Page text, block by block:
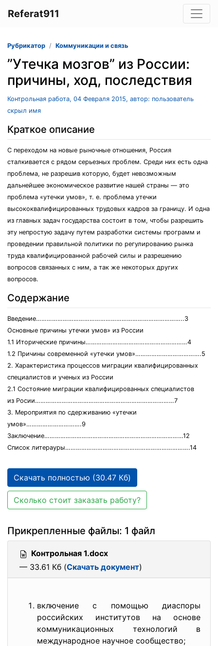
Referat911
Рубрикатор Коммуникации и связь
”Утечка мозгов” из России:
причины, ход, последствия
Контрольная работа, 04 Февраля 2015, автор: пользователь
скрыл имя
Краткое описание
С переходом на новые рыночные отношения, Россия
сталкивается с рядом серьезных проблем. Среди них есть одна
проблема, не разрешив которую, будет невозможным
дальнейшее экономическое развитие нашей страны — это
проблема «утечки умов», т. е. проблема утечки
высококвалифицированных трудовых кадров за границу. И одна
из главных задач государства состоит в том, чтобы разрешить
эту непростую задачу путем разработки системы программ и
проведении правильной политики по регулированию рынка
труда квалифицированной рабочей силы и разрешению
вопросов связанных с ним, а так же некоторых других
вопросов.
Содержание
Введение………………………………………………………………………..3
Основные причины утечки умов» из России
1.1 Иторические причины…………………………………………………4
1.2 Причины современной «утечки умов»……………………………….5
2. Характеристика процессов миграции квалифицированных
специалистов и ученых из России
2.1 Состояние миграции квалифицированных специалистов
из Росии……………………………………………………………………7
3. Мероприятия по сдерживанию «утечки
умов»………………………….9
Заключение……………………………………………………………………12
Список литерауры…………………………………………………………….14
Скачать полностью (30.47 Кб)
Сколько стоит заказать работу?
Прикрепленные файлы: 1 файл
Контрольная 1.docx
— 33.61 Кб (Скачать документ)
включение с помощью диаспоры
российских институтов на основе
коммуникационных технологий в
международное научное сообщество;